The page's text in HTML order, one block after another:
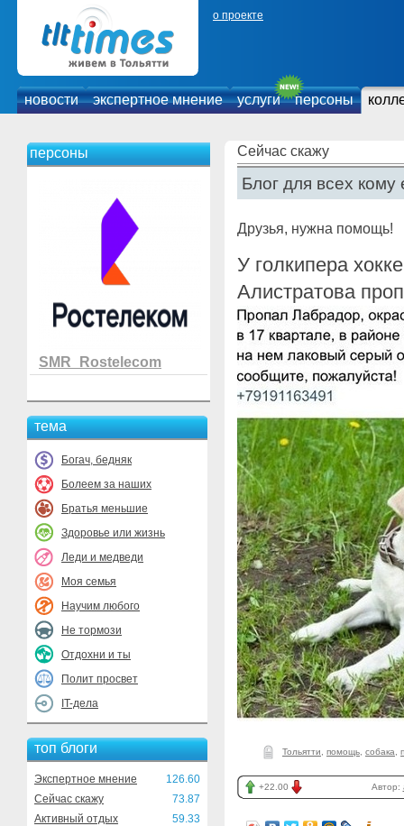
о проекте
новости экспертное мнение услуги персоны
персоны
SMR_Rostelecom
тема
Богач, бедняк
Болеем за наших
Братья меньшие
Здоровье или жизнь
Леди и медведи
Моя семья
Научим любого
Не тормози
Отдохни и ты
Полит просвет
IT-дела
топ блоги
Экспертное мнение
126.60
Сейчас скажу
73.87
Активный отдых
59.33
Сейчас скажу
Блог для всех кому
Друзья, нужна помощь!
У голкипера
Алистратова
Тольятти помощь собака
+22.00 Автор: